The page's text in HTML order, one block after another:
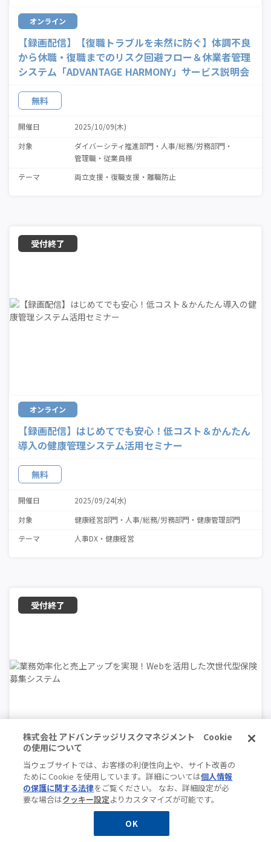
オンライン
【録画配信】【復職トラブルを未然に防ぐ】体調不良
から休職・復職までのリスク回避フロー＆休業者管理
システム「ADVANTAGE HARMONY」サービス説明会
無料
開催日
2025/10/09(木)
対象
ダイバーシティ推進部門
人事/総務/労務部門
管理職・従業員様
テーマ
両立支援 復職支援 離職防止
オンライン
【録画配信】はじめてでも安心！低コスト＆かんたん
導入の健康管理システム活用セミナー
無料
開催日
2025/09/24(水)
対象
健康経営部門 人事/総務/労務部門
健康管理部門
テーマ
人事DX 健康経営
オンライン
業務効率化と売上アップを実現！Webを活用した次世
代型保険募集システム
株式会社 アドバンテッジリスクマネジメント Cookie
の使用について
当ウェブサイトでは、お客様の利便性向上や、サイト改善の
ために Cookie を使用しています。詳細については個人情報
の保護に関する法律をご覧ください。 なお、詳細設定が必
要な場合はクッキー設定よりカスタマイズが可能です。
OK